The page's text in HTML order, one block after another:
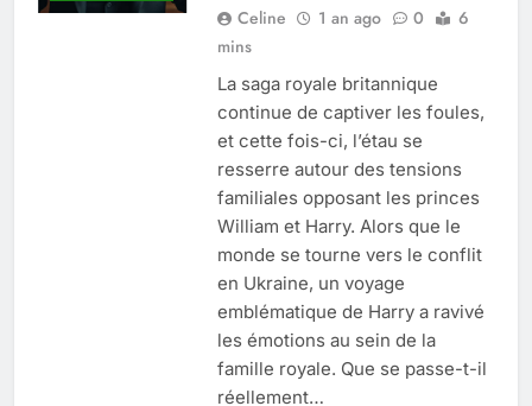
Okrami : comprendre ses
fonctionnalités clés et avantages
4 Mois Ago
Découvrez notre test d’orientation
gratuit spécialement conçu pour
collégiens et lycéens
4 Mois Ago
Liste complète des marques
rezoactif.com à connaître en 2025
4 Mois Ago
Celine 1 an ago 0
6
mins
La saga royale britannique
continue de captiver les foules,
et cette fois-ci, l’étau se
resserre autour des tensions
familiales opposant les princes
William et Harry. Alors que le
monde se tourne vers le conflit
en Ukraine, un voyage
emblématique de Harry a ravivé
les émotions au sein de la
famille royale. Que se passe-t-il
réellement…